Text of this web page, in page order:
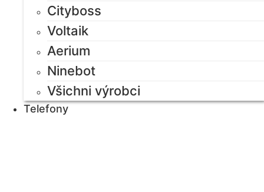
Cityboss
Voltaik
Aerium
Ninebot
Všichni výrobci
Telefony